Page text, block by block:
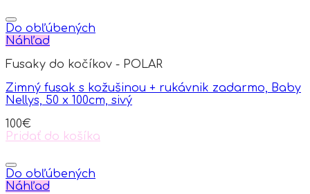
product
has
multiple
The
may
be
on
the
page
Do obľúbených
Náhľad
Fusaky do kočíkov - POLAR
Zimný fusak s kožušinou + rukávnik zadarmo, Baby
Nellys, 50 x 100cm, sivý
100€
Pridať do košíka
Do obľúbených
Náhľad